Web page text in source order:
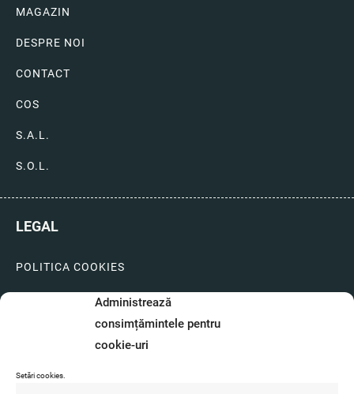
Administrează
consimțămintele pentru
cookie-uri
Setări cookies.
MAGAZIN
DESPRE NOI
CONTACT
COS
S.A.L.
S.O.L.
LEGAL
POLITICA COOKIES
LIVRARI SI PLATI
GARANTIE SI SERVICE